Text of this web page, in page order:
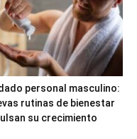
personal masculino:
rutinas de bienestar
su crecimiento